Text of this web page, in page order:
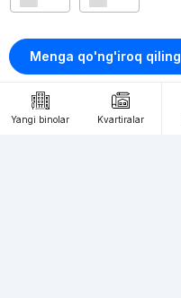
Menga qo'ng'iroq qiling
Yangi binolar Kvartiralar
Kontaktlar
loyiha haqida
Webnow © loyihasi